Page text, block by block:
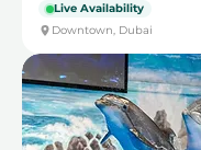
Live Availability
Downtown, Dubai